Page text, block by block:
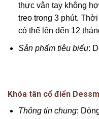
thực vân tay không
treo trong 3 phút.
có thể lên đến 12
Sản phẩm tiêu biểu:
Khóa tân cổ điển
Thông tin chung: